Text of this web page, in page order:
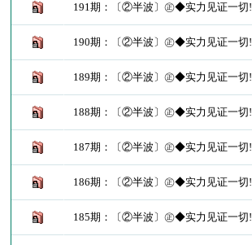
191期：〔②半波〕㊣◆实力见证一切!
190期：〔②半波〕㊣◆实力见证一切!
189期：〔②半波〕㊣◆实力见证一切!
188期：〔②半波〕㊣◆实力见证一切!
187期：〔②半波〕㊣◆实力见证一切!
186期：〔②半波〕㊣◆实力见证一切!
185期：〔②半波〕㊣◆实力见证一切!